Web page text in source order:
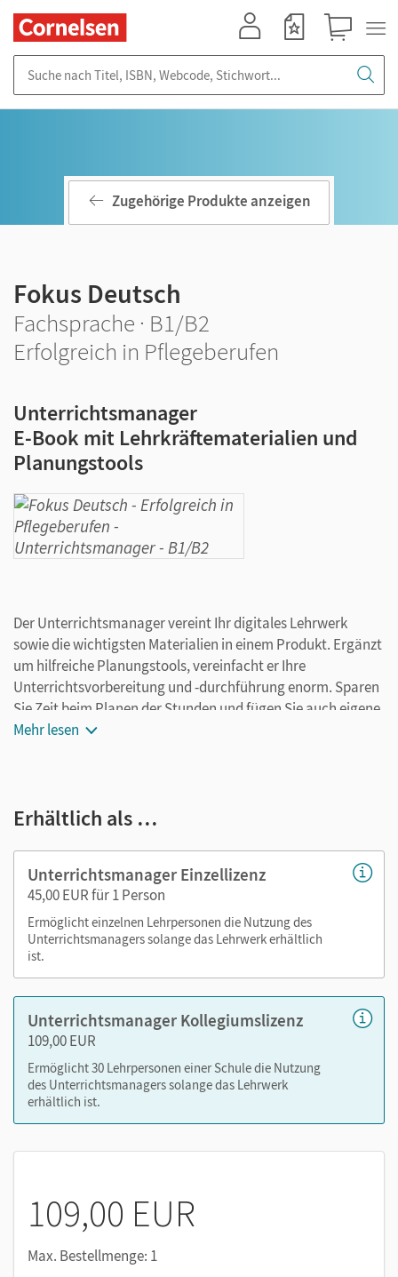
Zugehörige Produkte anzeigen
Fokus Deutsch
Fachsprache · B1/B2
Erfolgreich in Pflegeberufen
Unterrichtsmanager
E-Book mit Lehrkräftematerialien und
Planungstools
Der Unterrichtsmanager vereint Ihr digitales Lehrwerk
sowie die wichtigsten Materialien in einem Produkt. Ergänzt
um hilfreiche Planungstools, vereinfacht er Ihre
Unterrichtsvorbereitung und -durchführung enorm. Sparen
Sie Zeit beim Planen der Stunden und fügen Sie auch eigene
Materialien ganz leicht hinzu. Speichern Sie Ihre individuelle
E-Book mit seitengenauer Materialanordnung
Lösungen
Mit dem Kauf erhalten Sie einen Code zur Freischaltung des
E-Books aufmein.cornelsen.de.
Alternativ können Sie das E-Book auch auf der Plattform
Lernen.Cornelsen (mit neuen Features) aktivieren:
lernen.cornelsen.de
Mehr lesen
Erhältlich als …
Unterrichtsmanager Einzellizenz
45,00 EUR für 1 Person
Ermöglicht einzelnen Lehrpersonen die Nutzung des
Unterrichtsmanagers solange das Lehrwerk erhältlich
ist.
Unterrichtsmanager Kollegiumslizenz
109,00 EUR
Ermöglicht 30 Lehrpersonen einer Schule die Nutzung
des Unterrichtsmanagers solange das Lehrwerk
erhältlich ist.
109,00 EUR
Max. Bestellmenge: 1